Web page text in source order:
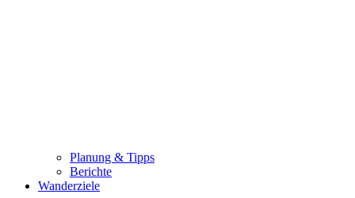
Planung & Tipps
Berichte
Wanderziele